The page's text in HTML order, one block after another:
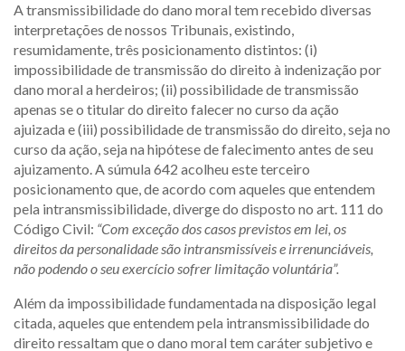
A transmissibilidade do dano moral tem recebido diversas
interpretações de nossos Tribunais, existindo,
resumidamente, três posicionamento distintos: (i)
impossibilidade de transmissão do direito à indenização por
dano moral a herdeiros; (ii) possibilidade de transmissão
apenas se o titular do direito falecer no curso da ação
ajuizada e (iii) possibilidade de transmissão do direito, seja no
curso da ação, seja na hipótese de falecimento antes de seu
ajuizamento. A súmula 642 acolheu este terceiro
posicionamento que, de acordo com aqueles que entendem
pela intransmissibilidade, diverge do disposto no art. 111 do
Código Civil: “Com exceção dos casos previstos em lei, os
direitos da personalidade são intransmissíveis e irrenunciáveis,
não podendo o seu exercício sofrer limitação voluntária”.
Além da impossibilidade fundamentada na disposição legal
citada, aqueles que entendem pela intransmissibilidade do
direito ressaltam que o dano moral tem caráter subjetivo e